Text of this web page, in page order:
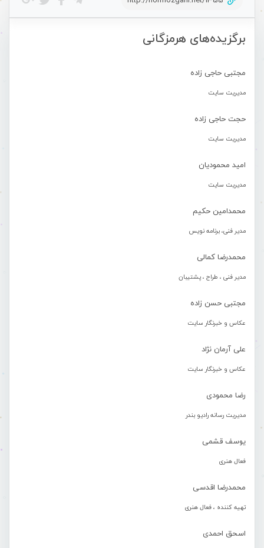
برگزیده‌های هرمزگانی
مجتبی حاجی زاده
مدیریت سایت
حجت حاجی زاده
مدیریت سایت
امید محمودیان
مدیریت سایت
محمدامین حکیم
مدیر فنی، برنامه نویس
محمدرضا کمالی
مدیر فنی ، طراح ، پشتیبان
مجتبی حسن زاده
عکاس و خبرنگار سایت
علی آرمان نژاد
عکاس و خبرنگار سایت
رضا محمودی
مدیریت رسانه رادیو بندر
یوسف قشمی
فعال هنری
محمدرضا اقدسی
تهیه کننده ، فعال هنری
اسحق احمدی